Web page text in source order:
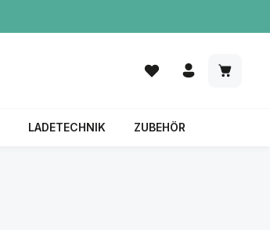
LADETECHNIK ZUBEHÖR